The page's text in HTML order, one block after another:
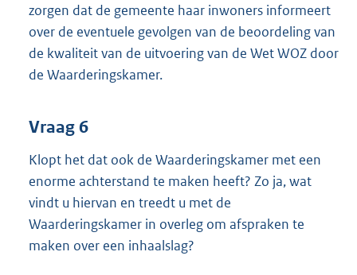
zorgen dat de gemeente haar inwoners informeert
over de eventuele gevolgen van de beoordeling van
de kwaliteit van de uitvoering van de Wet WOZ door
de Waarderingskamer.
Vraag 6
Klopt het dat ook de Waarderingskamer met een
enorme achterstand te maken heeft? Zo ja, wat
vindt u hiervan en treedt u met de
Waarderingskamer in overleg om afspraken te
maken over een inhaalslag?